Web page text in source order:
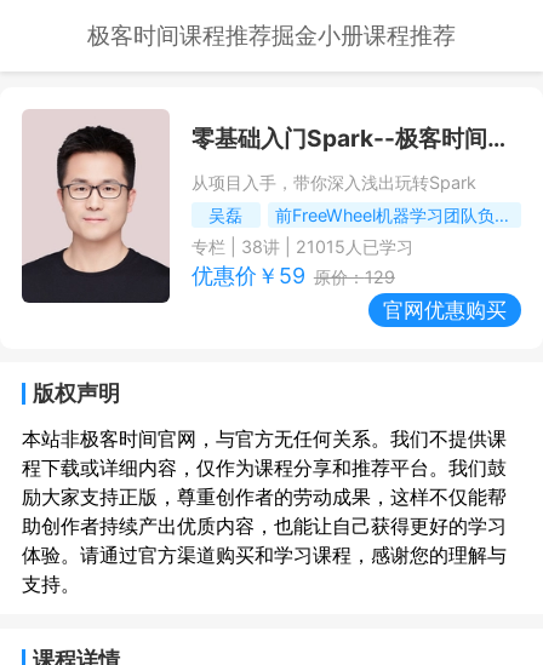
极客时间课程推荐掘金小册课程推荐
零基础入门Spark--极客时间课程推荐/优惠
从项目入手，带你深入浅出玩转Spark
吴磊
前FreeWheel机器学习团队负责人
专栏
38讲 | 21015 人已学习
优惠价￥ 59 原价：129
官网优惠购买
版权声明
本站非极客时间官网，与官方无任何关系。我们不提供课
程下载或详细内容，仅作为课程分享和推荐平台。我们鼓
励大家支持正版，尊重创作者的劳动成果，这样不仅能帮
助创作者持续产出优质内容，也能让自己获得更好的学习
体验。请通过官方渠道购买和学习课程，感谢您的理解与
支持。
课程详情